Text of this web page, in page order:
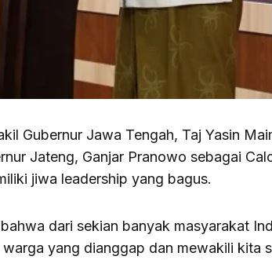
Gubernur Jawa Tengah, Taj Yasin
Jateng, Ganjar Pranowo sebagai
jiwa leadership yang bagus.
dari sekian banyak masyarakat
warga yang dianggap dan mewakili kita